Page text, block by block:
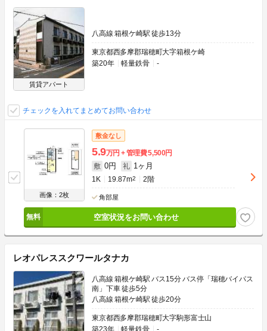
賃貸アパート
八高線 箱根ケ崎駅 徒歩13分
東京都西多摩郡瑞穂町大字箱根ケ崎
築20年
軽量鉄骨 -
チェックを入れてまとめてお問い合わせ
画像：2枚
敷金なし
5.9万円 管理費5,500円
敷 0円 礼 1ヶ月
1K 19.87m2 2階
角部屋
空室状況をお問い合わせ
レオパレススクワールタナカ
八高線 箱根ケ崎駅 バス15分 バス停「瑞穂バイパス
南」下車 徒歩5分
八高線 箱根ケ崎駅 徒歩20分
東京都西多摩郡瑞穂町大字駒形富士山
築23年
軽量鉄骨 -